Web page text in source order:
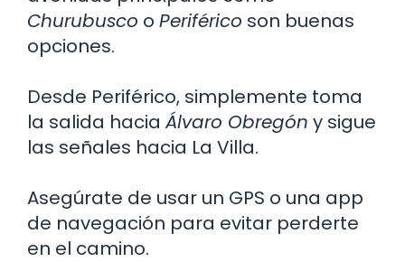
Churubusco o Periférico son buenas
opciones.
Desde Periférico, simplemente toma
la salida haciaÁlvaro Obregón y sigue
las señales hacia La Villa.
Asegúrate de usar un GPS o una app
de navegación para evitar perderte
en el camino.